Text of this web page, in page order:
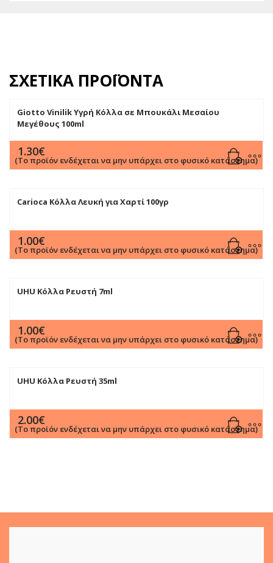
ΣΧΕΤΙΚΆ ΠΡΟΪΌΝΤΑ
Giotto Vinilik Υγρή Κόλλα σε Μπουκάλι Μεσαίου
Μεγέθους 100ml
1.30€
(Το προϊόν ενδέχεται να μην υπάρχει στο φυσικό κατάστημα)
Carioca Κόλλα Λευκή για Χαρτί 100γρ
1.00€
(Το προϊόν ενδέχεται να μην υπάρχει στο φυσικό κατάστημα)
UHU Κόλλα Ρευστή 7ml
1.00€
(Το προϊόν ενδέχεται να μην υπάρχει στο φυσικό κατάστημα)
UHU Κόλλα Ρευστή 35ml
2.00€
(Το προϊόν ενδέχεται να μην υπάρχει στο φυσικό κατάστημα)